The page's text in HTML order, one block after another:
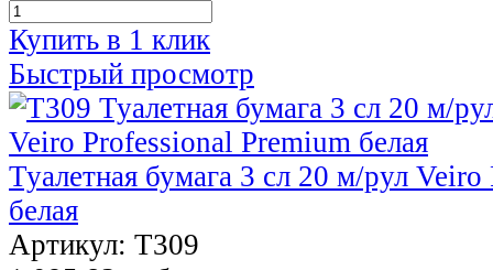
Купить в 1 клик
Быстрый просмотр
Туалетная бумага 3 сл 20 м/рул
белая
Артикул: T309